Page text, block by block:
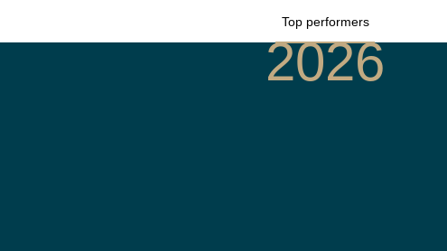
Top performers
2026